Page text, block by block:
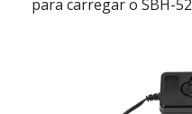
para carregar o SBH-52